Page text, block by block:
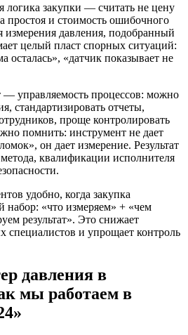
логика закупки — считать не цену
простоя и стоимость ошибочного
измерения давления, подобранный
целый пласт спорных ситуаций:
осталась», «датчик показывает не
управляемость процессов: можно
стандартизировать отчеты,
проще контролировать
помнить: инструмент не дает
он дает измерение. Результат
квалификации исполнителя
удобно, когда закупка
набор: «что измеряем» + «чем
результат». Это снижает
специалистов и упрощает контроль
давления в
мы работаем в